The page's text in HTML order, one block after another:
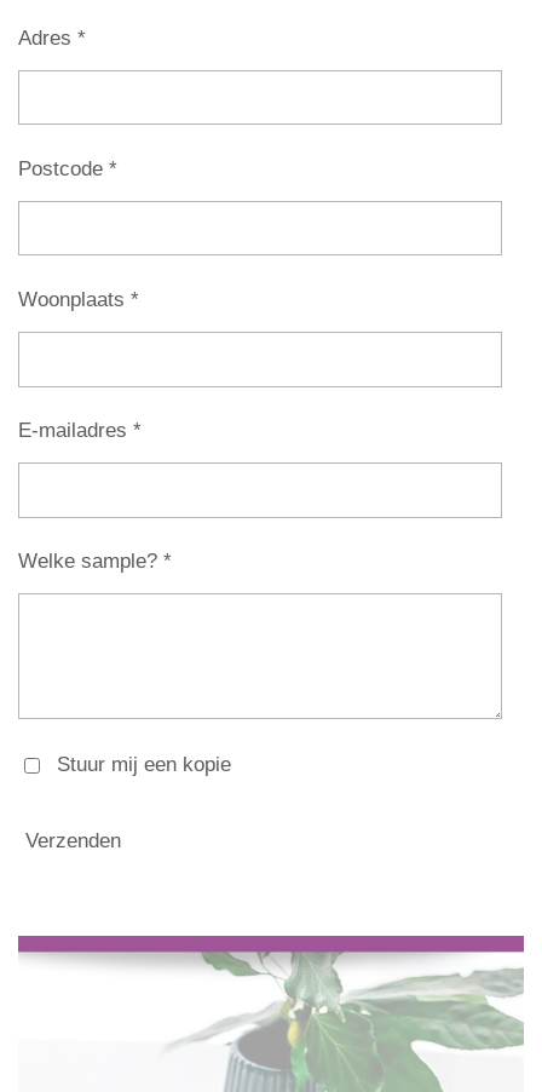
Adres *
Postcode *
Woonplaats *
E-mailadres *
Welke sample? *
Stuur mij een kopie
Verzenden